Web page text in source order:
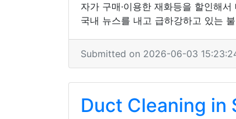
자가 구매·이용한 재화등을 할인해
국내 뉴스를 내고 급하강하고 있는
Submitted on 2026-06-03
Duct Cleaning in